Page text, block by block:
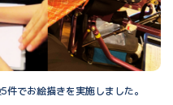
でお絵描きを実施しました。